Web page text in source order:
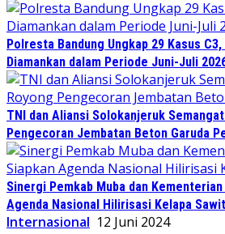
Polresta Bandung Ungkap 29 Kasus
Diamankan dalam Periode Juni-Juli
TNI dan Aliansi Solokanjeruk
Pengecoran Jembatan Beton Garuda
Sinergi Pemkab Muba dan
Agenda Nasional Hilirisasi Kelapa Sawit
Internasional 12 Juni 2024